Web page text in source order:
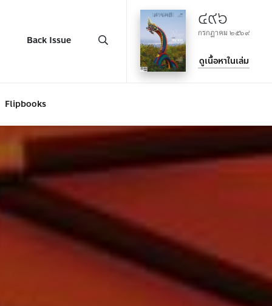
Back Issue
๔๙๖
กรกฎาคม ๒๕๖๙
ดูเนื้อหาในเล่ม
Flipbooks